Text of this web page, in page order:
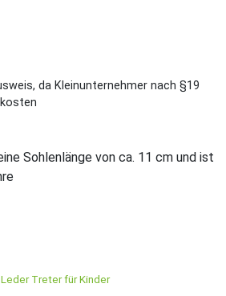
da Kleinunternehmer nach §19
Sohlenlänge von ca. 11 cm und ist
mit Igelchen Wald Band Menge
Leder Treter für Kinder